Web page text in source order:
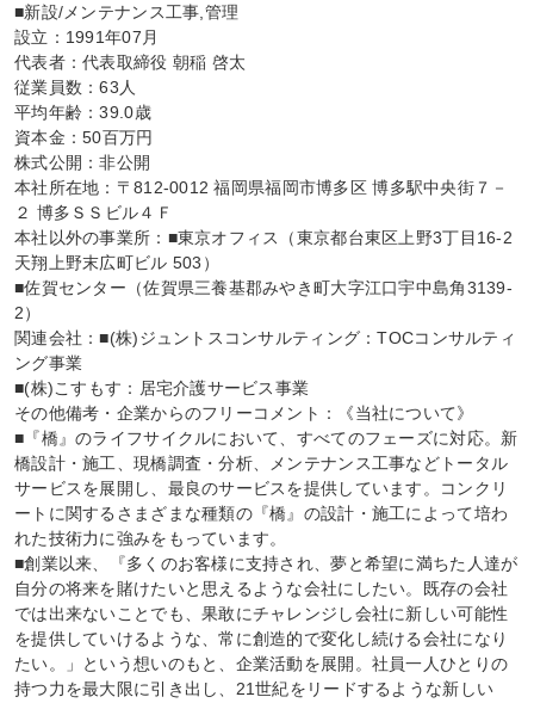
■新設/メンテナンス工事,管理
設立：1991年07月
代表者：代表取締役 朝稲 啓太
従業員数：63人
平均年齢：39.0歳
資本金：50百万円
株式公開：非公開
本社所在地：〒812-0012 福岡県福岡市博多区 博多駅中央街７－
２ 博多ＳＳビル４Ｆ
本社以外の事業所：■東京オフィス（東京都台東区上野3丁目16-2
天翔上野末広町ビル 503）
■佐賀センター（佐賀県三養基郡みやき町大字江口宇中島角3139-
2）
関連会社：■(株)ジュントスコンサルティング：TOCコンサルティ
ング事業
■(株)こすもす：居宅介護サービス事業
その他備考・企業からのフリーコメント：《当社について》
■『橋』のライフサイクルにおいて、すべてのフェーズに対応。新
橋設計・施工、現橋調査・分析、メンテナンス工事などトータル
サービスを展開し、最良のサービスを提供しています。コンクリ
ートに関するさまざまな種類の『橋』の設計・施工によって培わ
れた技術力に強みをもっています。
■創業以来、『多くのお客様に支持され、夢と希望に満ちた人達が
自分の将来を賭けたいと思えるような会社にしたい。既存の会社
では出来ないことでも、果敢にチャレンジし会社に新しい可能性
を提供していけるような、常に創造的で変化し続ける会社になり
たい。」という想いのもと、企業活動を展開。社員一人ひとりの
持つ力を最大限に引き出し、21世紀をリードするような新しい